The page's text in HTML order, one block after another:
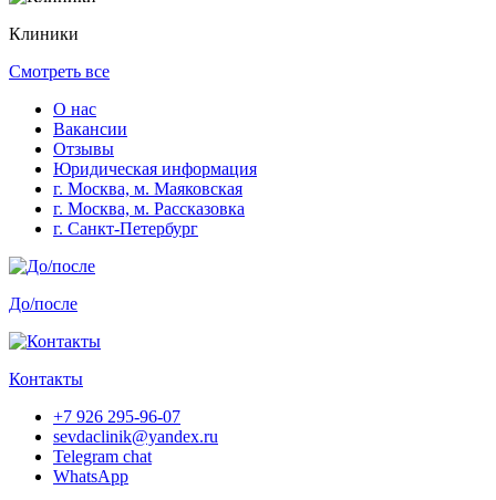
Клиники
Смотреть все
О нас
Вакансии
Отзывы
Юридическая информация
г. Москва, м. Маяковская
г. Москва, м. Рассказовка
г. Санкт-Петербург
До/после
Контакты
+7 926 295-96-07
sevdaclinik@yandex.ru
Telegram chat
WhatsApp